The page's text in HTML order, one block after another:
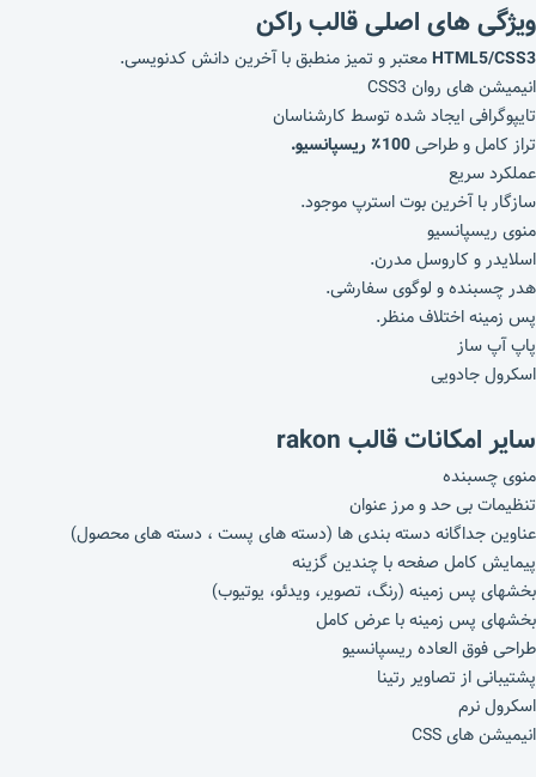
ویژگی های اصلی قالب راکن
HTML5/CSS3 معتبر و تمیز منطبق با آخرین دانش کدنویسی.
انیمیشن های روان CSS3
تایپوگرافی ایجاد شده توسط کارشناسان
تراز کامل و طراحی
عملکرد سریع
سازگار با آخرین بوت استرپ موجود.
منوی ریسپانسیو
اسلایدر و کاروسل مدرن.
هدر چسبنده و لوگوی سفارشی.
پس زمینه اختلاف منظر.
پاپ آپ ساز
اسکرول جادویی
سایر امکانات قالب rakon
منوی چسبنده
تنظیمات بی حد و مرز عنوان
عناوین جداگانه دسته بندی ها (دسته های پست ، دسته های محصول)
پیمایش کامل صفحه با چندین گزینه
بخشهای پس زمینه (رنگ، تصویر، ویدئو، یوتیوب)
بخشهای پس زمینه با عرض کامل
طراحی فوق العاده ریسپانسیو
پشتیبانی از تصاویر رتینا
اسکرول نرم
انیمیشن های CSS